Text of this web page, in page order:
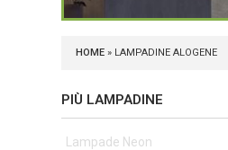
HOME» LAMPADINE ALOGENE
PIÙ LAMPADINE
Lampade Neon